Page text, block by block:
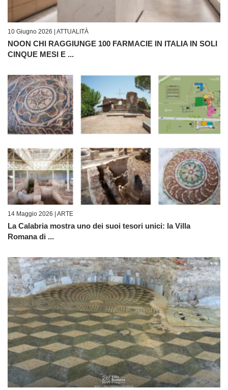
10 Giugno 2026 | ATTUALITÀ
NOON CHI RAGGIUNGE 100 FARMACIE IN ITALIA IN SOLI
CINQUE MESI E ...
14 Maggio 2026 | ARTE
La Calabria mostra uno dei suoi tesori unici: la Villa
Romana di ...